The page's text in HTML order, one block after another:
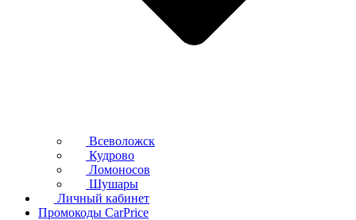
Всеволожск
Кудрово
Ломоносов
Шушары
Личный кабинет
Промокоды CarPrice